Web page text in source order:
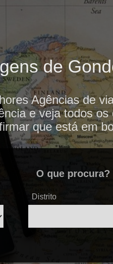
de
Agências de
e veja todos
que está em
O que procura?
Distrito